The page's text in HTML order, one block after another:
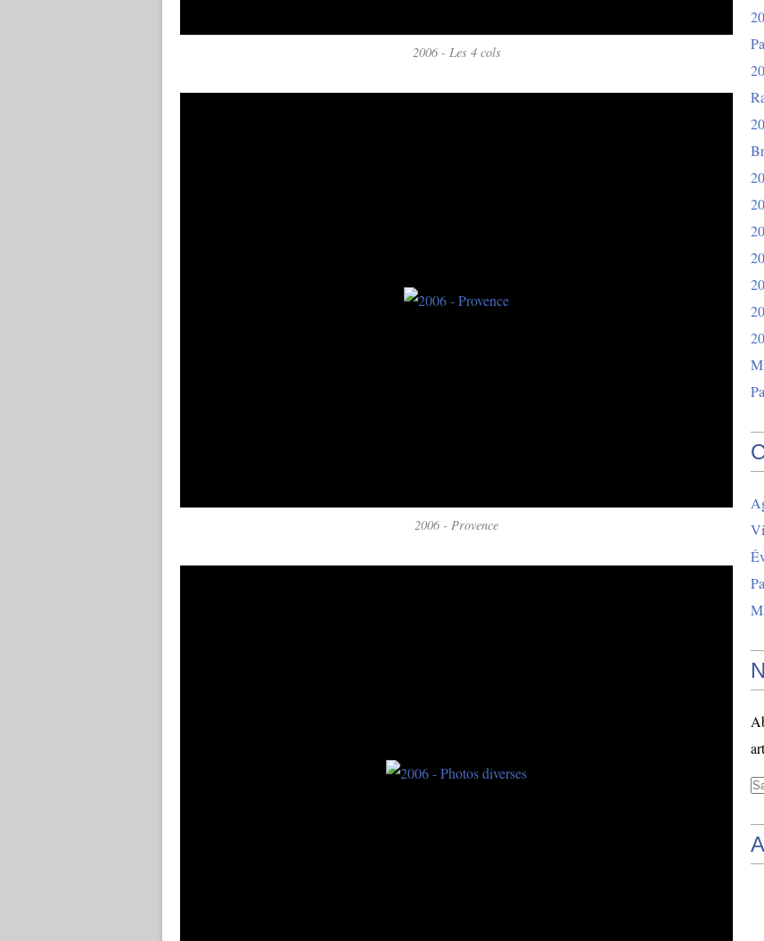
2006 - Les 4 cols
2006 - Provence